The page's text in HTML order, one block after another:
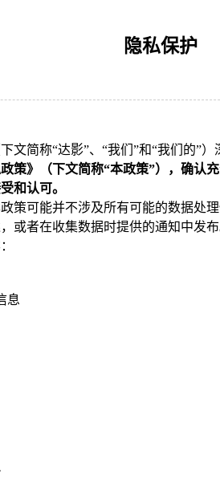
隐私保护
文简称“达影”、“我们”和“我们的”
策》（下文简称“本政策”），确认
和认可。
策可能并不涉及所有可能的数据处
或者在收集数据时提供的通知中发布
息